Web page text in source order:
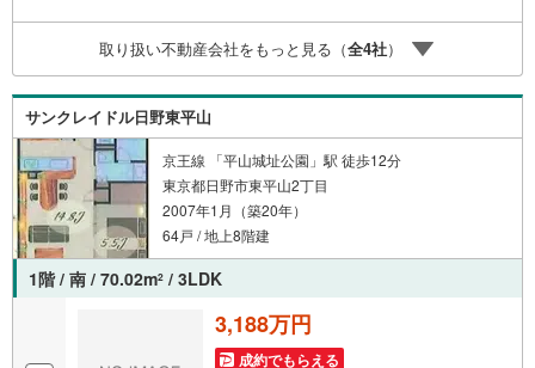
取り扱い不動産会社をもっと見る（全4社）
サンクレイドル日野東平山
京王線 「平山城址公園」駅 徒歩12分
東京都日野市東平山2丁目
2007年1月（築20年）
64戸 / 地上8階建
1階 / 南 / 70.02m2 / 3LDK
3,188万円
成約でもらえる